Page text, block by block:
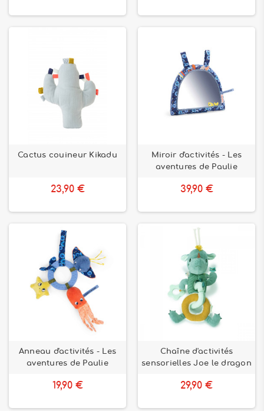
Cactus couineur Kikadu
23,90 €
Miroir d'activités - Les
aventures de Paulie
39,90 €
Anneau d'activités - Les
aventures de Paulie
19,90 €
Chaîne d'activités
sensorielles Joe le dragon
29,90 €